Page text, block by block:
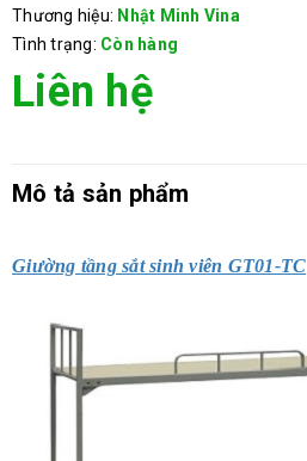
Thương hiệu: Nhật Minh Vina
Tình trạng: Còn hàng
Liên hệ
Mô tả sản phẩm
Giường tầng sắt sinh viên GT01-TC